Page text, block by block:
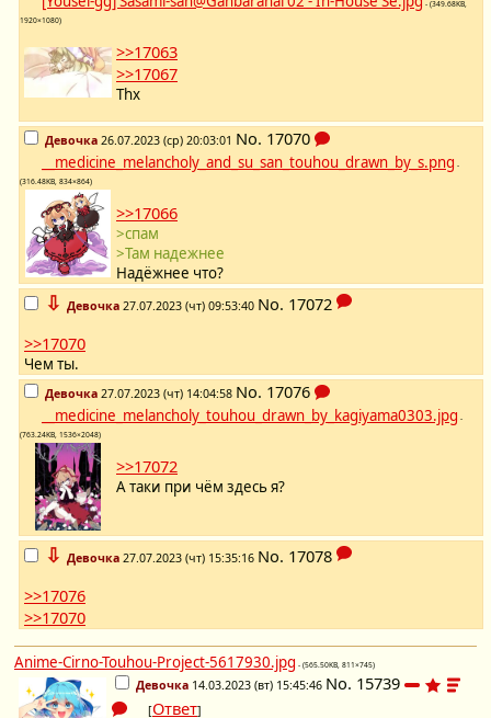
- (349.68KB,
1920×1080)
>>17063
>>17067
Thx
Девочка 26.07.2023 (ср) 20:03:01 No. 17070
__medicine_melancholy_and_su_san_touhou_drawn_by_s.png -
(316.48KB, 834×864)
>>17066
>спам
>Там надежнее
Надёжнее что?
⇩ Девочка 27.07.2023 (чт) 09:53:40 No. 17072
>>17070
Чем ты.
Девочка 27.07.2023 (чт) 14:04:58 No. 17076
__medicine_melancholy_touhou_drawn_by_kagiyama0303.jpg -
(763.24KB, 1536×2048)
>>17072
А таки при чём здесь я?
⇩ Девочка 27.07.2023 (чт) 15:35:16 No. 17078
>>17076
>>17070
Anime-Cirno-Touhou-Project-5617930.jpg - (565.50KB, 811×745)
Девочка 14.03.2023 (вт) 15:45:46 No. 15739
[Ответ]